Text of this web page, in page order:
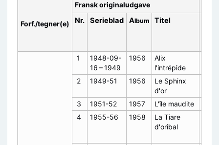
Forf./tegner(e)
Fransk originaludgave
Nr. Serieblad Album Titel
1
1948-09-
16 – 1949
1956
Alix
l'intrépide
2 1949-51 1956
Le Sphinx
d'or
3
1951-52 1957 L'île maudite
4
1955-56 1958
La Tiare
d'oribal